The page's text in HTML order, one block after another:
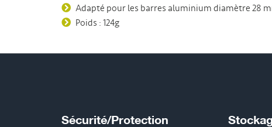
Adapté pour les barres aluminium diamètre 28
Poids : 124g
Sécurité/Protection